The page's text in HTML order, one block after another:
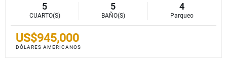
5
CUARTO(S)
5
BAÑO(S)
4
Parqueo
US$945,000
DÓLARES AMERICANOS